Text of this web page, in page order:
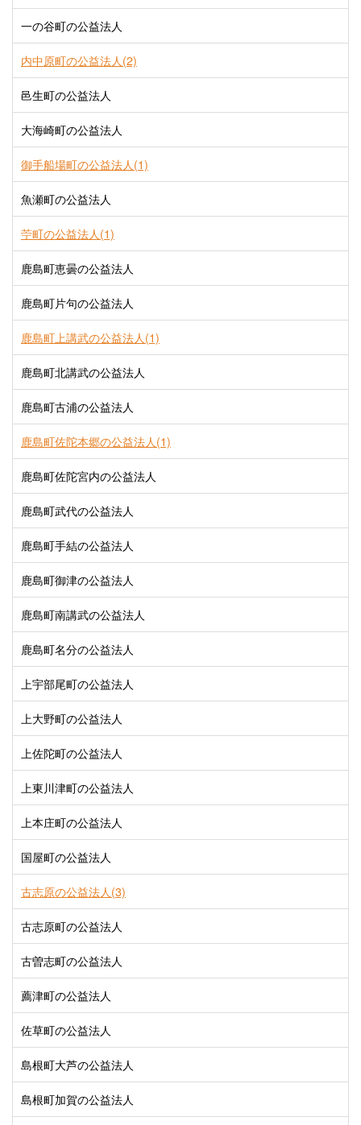
一の谷町の公益法人
内中原町の公益法人(2)
邑生町の公益法人
大海崎町の公益法人
御手船場町の公益法人(1)
魚瀬町の公益法人
苧町の公益法人(1)
鹿島町恵曇の公益法人
鹿島町片句の公益法人
鹿島町上講武の公益法人(1)
鹿島町北講武の公益法人
鹿島町古浦の公益法人
鹿島町佐陀本郷の公益法人(1)
鹿島町佐陀宮内の公益法人
鹿島町武代の公益法人
鹿島町手結の公益法人
鹿島町御津の公益法人
鹿島町南講武の公益法人
鹿島町名分の公益法人
上宇部尾町の公益法人
上大野町の公益法人
上佐陀町の公益法人
上東川津町の公益法人
上本庄町の公益法人
国屋町の公益法人
古志原の公益法人(3)
古志原町の公益法人
古曽志町の公益法人
薦津町の公益法人
佐草町の公益法人
島根町大芦の公益法人
島根町加賀の公益法人